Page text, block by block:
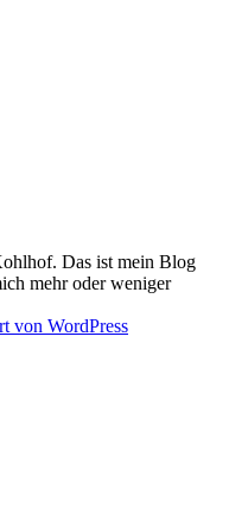
Das ist mein Blog
mehr oder weniger
von WordPress